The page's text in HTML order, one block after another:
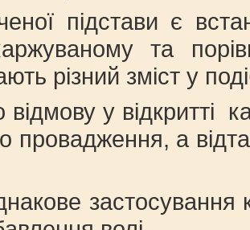
підстави є
та
різний зміст у
у
провадження, а